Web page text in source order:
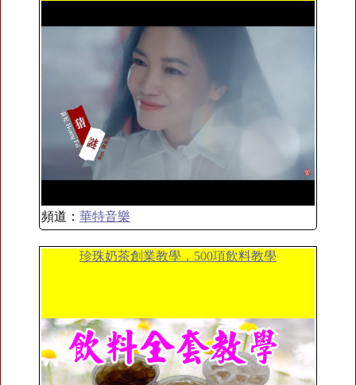
頻道： 華特音樂
珍珠奶茶創業教學，500項飲料教學